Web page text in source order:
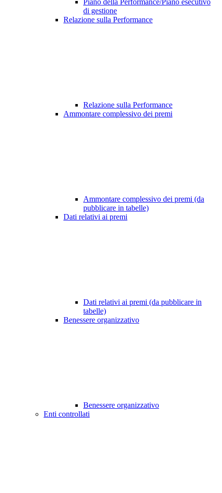
Piano della Performance/Piano esecutivo
di gestione
Relazione sulla Performance
Relazione sulla Performance
Ammontare complessivo dei premi
Ammontare complessivo dei premi (da
pubblicare in tabelle)
Dati relativi ai premi
Dati relativi ai premi (da pubblicare in
tabelle)
Benessere organizzativo
Benessere organizzativo
Enti controllati